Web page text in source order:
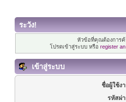
ระวัง!
หัวข้อที่คุณต้องการ
โปรดเข้าสู่ระบบ หรือ register
เข้าสู่ระบบ
ชื่อผู้ใช้ง
รหัสผ่